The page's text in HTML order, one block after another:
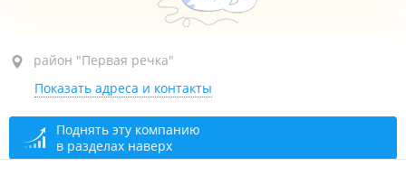
район "Первая речка", ул. Амурская, 82 стр. 2
круглосуточно
район "Первая речка"
Показать адреса и контакты
Поднять эту компанию
в разделах наверх